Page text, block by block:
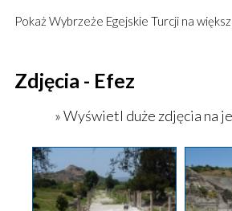
Pokaż Wybrzeże Egejskie Turcjina
Zdjęcia - Efez
» Wyświetl duże zdjęcia na